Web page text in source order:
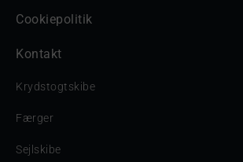
Cookiepolitik
Kontakt
Krydstogtskibe
Færger
Sejlskibe